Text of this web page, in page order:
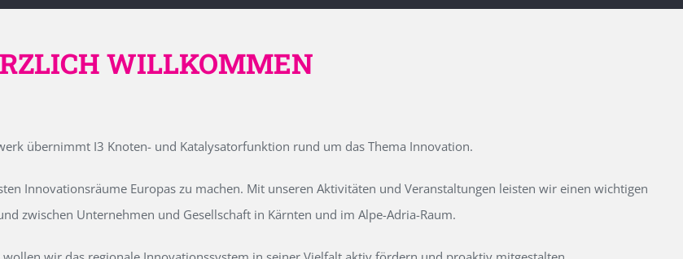
WILLKOMMEN
übernimmt I3 Knoten- und Katalysatorfunktion rund um das Thema Innovation.
Innovationsräume Europas zu machen. Mit unseren Aktivitäten und Veranstaltungen leisten wir einen wichtigen
zwischen Unternehmen und Gesellschaft in Kärnten und im Alpe-Adria-Raum.